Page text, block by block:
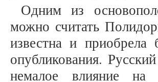
Одним из
можно считать
известна и
опубликования.
немалое влияние